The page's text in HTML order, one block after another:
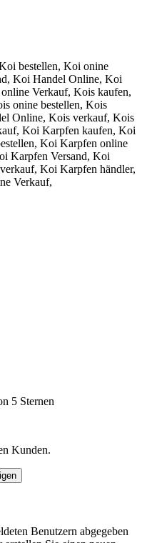
bestellen, Koi onine
Koi Handel Online, Koi
Verkauf, Kois kaufen,
onine bestellen, Kois
Online, Kois verkauf, Kois
Koi Karpfen kaufen, Koi
Koi Karpfen online
Karpfen Versand, Koi
Koi Karpfen händler,
Verkauf,
5 Sternen
Kunden.
Benutzern abgegeben